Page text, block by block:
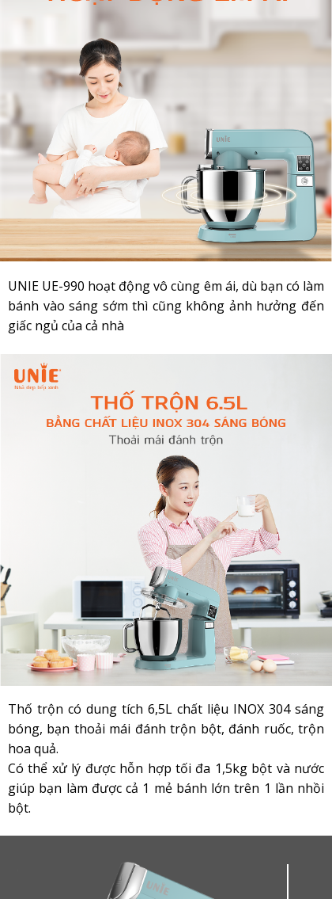
UNIE UE-990 hoạt động vô cùng êm ái, dù bạn có làm
bánh vào sáng sớm thì cũng không ảnh hưởng đến
giấc ngủ của cả nhà
Thố trộn có dung tích 6,5L chất liệu INOX 304 sáng
bóng, bạn thoải mái đánh trộn bột, đánh ruốc, trộn
hoa quả.
Có thể xử lý được hỗn hợp tối đa 1,5kg bột và nước
giúp bạn làm được cả 1 mẻ bánh lớn trên 1 lần nhồi
bột.